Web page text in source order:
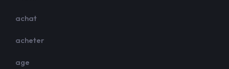
achat
acheter
age